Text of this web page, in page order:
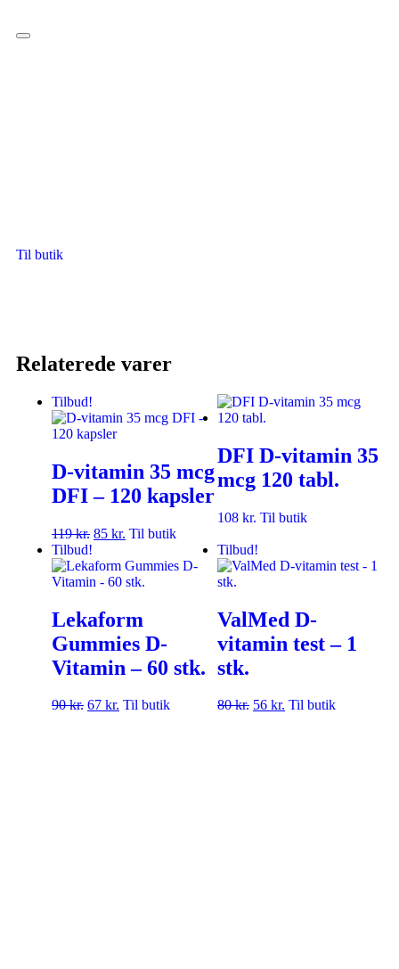
Hamburger Toggle Menu
Til butik
Relaterede varer
Tilbud!
D-vitamin 35 mcg
DFI – 120 kapsler
119kr. 85 kr. Til butik
DFI D-vitamin 35
mcg 120 tabl.
108 kr. Til butik
Tilbud!
Lekaform
Gummies D-
Vitamin – 60 stk.
90kr. 67 kr. Til butik
Tilbud!
ValMed D-
vitamin test – 1
stk.
80kr. 56 kr. Til butik